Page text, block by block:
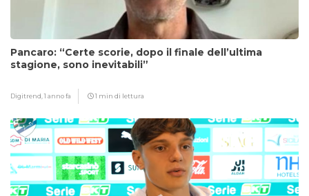
Pancaro: “Certe scorie, dopo il finale dell’ultima
stagione, sono inevitabili”
Digitrend,1 anno fa 1 min di lettura